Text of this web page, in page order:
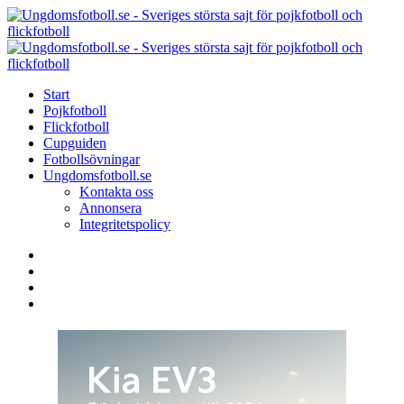
Menu
Search
Menu
Start
Pojkfotboll
Flickfotboll
Cupguiden
Fotbollsövningar
Ungdomsfotboll.se
Kontakta oss
Annonsera
Integritetspolicy